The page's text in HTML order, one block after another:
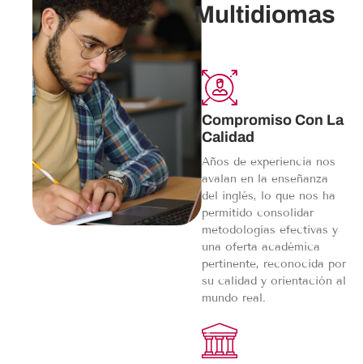
Multidiomas
Compromiso Con La
Calidad
Años de experiencia nos
avalan en la enseñanza
del inglés, lo que nos ha
permitido consolidar
metodologías efectivas y
una oferta académica
pertinente, reconocida por
su calidad y orientación al
mundo real.